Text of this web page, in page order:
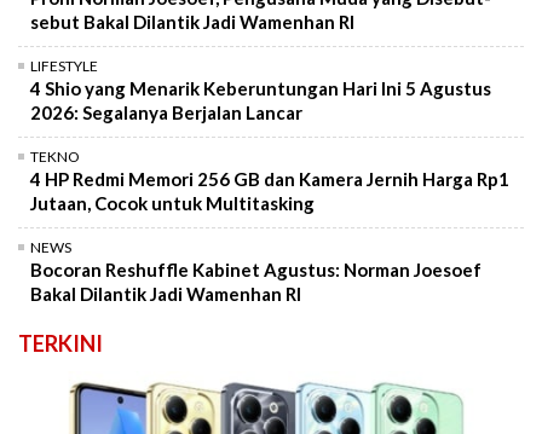
sebut Bakal Dilantik Jadi Wamenhan RI
LIFESTYLE
4 Shio yang Menarik Keberuntungan Hari Ini 5 Agustus
2026: Segalanya Berjalan Lancar
TEKNO
4 HP Redmi Memori 256 GB dan Kamera Jernih Harga Rp1
Jutaan, Cocok untuk Multitasking
NEWS
Bocoran Reshuffle Kabinet Agustus: Norman Joesoef
Bakal Dilantik Jadi Wamenhan RI
TERKINI